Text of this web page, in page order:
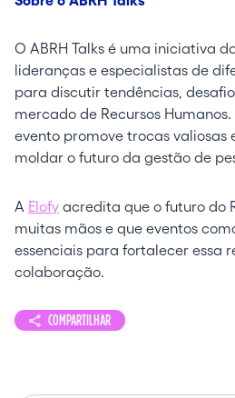
O ABRH Talks é uma iniciativa
lideranças e especialistas de
para discutir tendências,
mercado de Recursos
evento promove trocas valiosas
moldar o futuro da gestão de
A Elofy acredita que o futuro do
muitas mãos e que eventos
essenciais para fortalecer essa
colaboração.
COMPARTILHAR